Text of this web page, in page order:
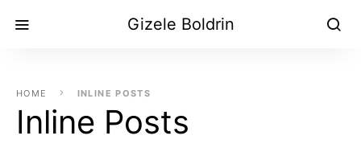
Gizele Boldrin
HOME INLINE POSTS
Inline Posts